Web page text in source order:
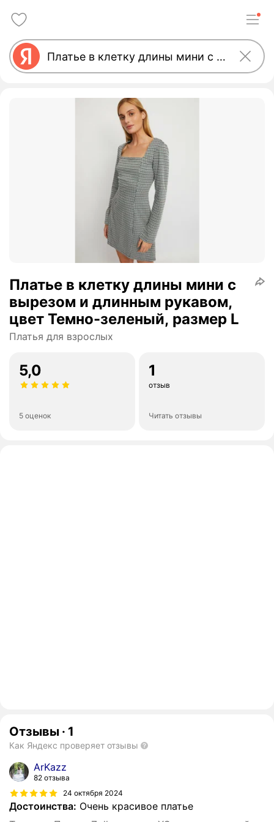
Платье в клетку длины мини с
вырезом и длинным рукавом,
цвет Темно-зеленый, размер L
Платья для взрослых
5,0
5 оценок
1
отзыв
Читать отзывы
Отзывы · 1
Как Яндекс проверяет отзывы
ArKazz
82 отзыва
24 октября 2024
Достоинства: Очень красивое платье